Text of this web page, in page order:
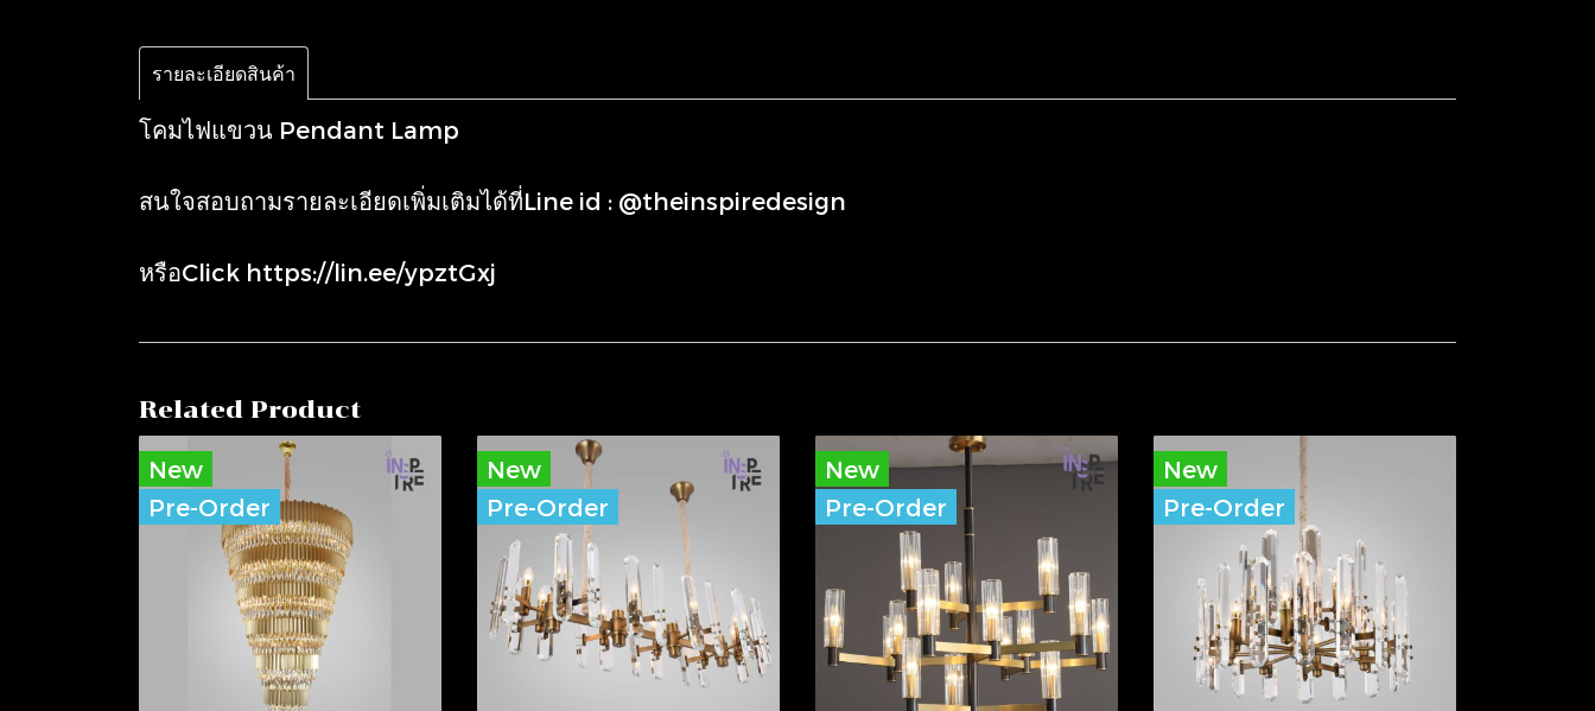
รายละเอียดสินค้า
โคมไฟแขวน Pendant Lamp
สนใจสอบถามรายละเอียดเพิ่มเติมได้ที่Line id : @theinspiredesign
หรือClick https://lin.ee/ypztGxj
Related Product
New
Pre-Order
New
Pre-Order
New
Pre-Order
New
Pre-Order